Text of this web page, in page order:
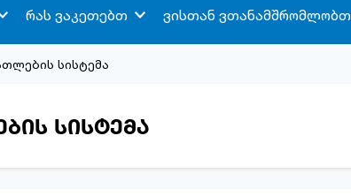
რას ვაკეთებთ ვისთან ვთანამშრომლობთ
სისტემა
სისტემა